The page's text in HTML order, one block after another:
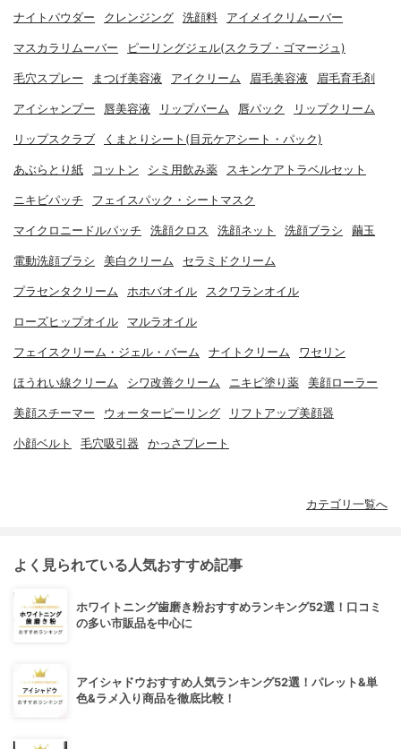
ナイトパウダー クレンジング 洗顔料 アイメイクリムーバー
マスカラリムーバー ピーリングジェル(スクラブ・ゴマージュ)
毛穴スプレー まつげ美容液 アイクリーム 眉毛美容液 眉毛育毛剤
アイシャンプー 唇美容液 リップバーム 唇パック リップクリーム
リップスクラブ くまとりシート(目元ケアシート・パック)
あぶらとり紙 コットン シミ用飲み薬 スキンケアトラベルセット
ニキビパッチ フェイスパック・シートマスク
マイクロニードルパッチ 洗顔クロス 洗顔ネット 洗顔ブラシ 繭玉
電動洗顔ブラシ 美白クリーム セラミドクリーム
プラセンタクリーム ホホバオイル スクワランオイル
ローズヒップオイル マルラオイル
フェイスクリーム・ジェル・バーム ナイトクリーム ワセリン
ほうれい線クリーム シワ改善クリーム ニキビ塗り薬 美顔ローラー
美顔スチーマー ウォーターピーリング リフトアップ美顔器
小顔ベルト 毛穴吸引器 かっさプレート
カテゴリ一覧へ
よく見られている人気おすすめ記事
ホワイトニング歯磨き粉おすすめランキング52選！口コミ
の多い市販品を中心に
アイシャドウおすすめ人気ランキング52選！パレット&単
色&ラメ入り商品を徹底比較！